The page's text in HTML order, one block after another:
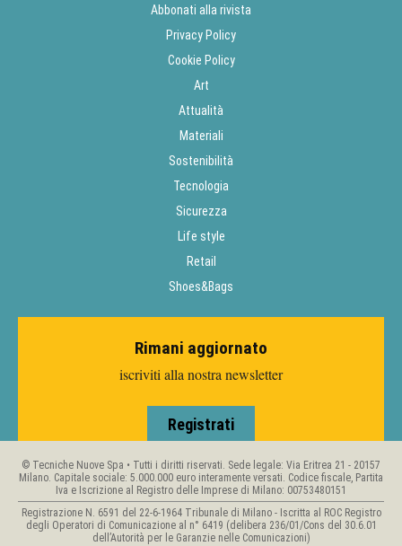
Abbonati alla rivista
Privacy Policy
Cookie Policy
Art
Attualità
Materiali
Sostenibilità
Tecnologia
Sicurezza
Life style
Retail
Shoes&Bags
Rimani aggiornato
iscriviti alla nostra newsletter
Registrati
© Tecniche Nuove Spa • Tutti i diritti riservati. Sede legale: Via Eritrea 21 - 20157
Milano. Capitale sociale: 5.000.000 euro interamente versati. Codice fiscale, Partita
Iva e Iscrizione al Registro delle Imprese di Milano: 00753480151
Registrazione N. 6591 del 22-6-1964 Tribunale di Milano - Iscritta al ROC Registro
degli Operatori di Comunicazione al n° 6419 (delibera 236/01/Cons del 30.6.01
dell’Autorità per le Garanzie nelle Comunicazioni)